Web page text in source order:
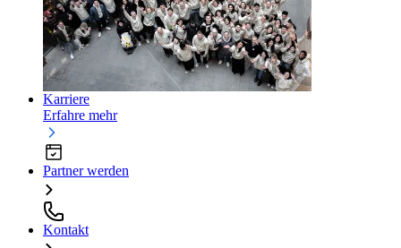
Karriere
Erfahre mehr
Partner werden
Kontakt